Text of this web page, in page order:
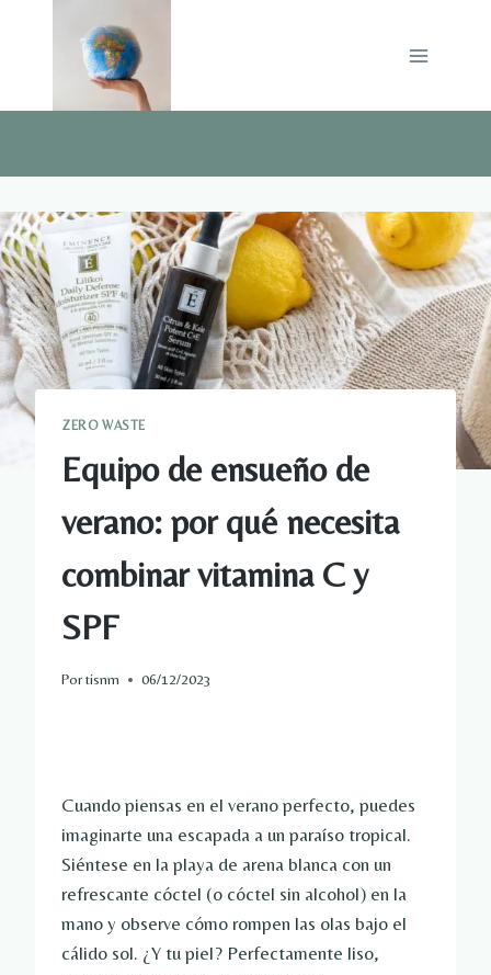
ZERO WASTE
Equipo de ensueño de
verano: por qué necesita
combinar vitamina C y
SPF
Portisnm 06/12/2023
Cuando piensas en el verano perfecto, puedes
imaginarte una escapada a un paraíso tropical.
Siéntese en la playa de arena blanca con un
refrescante cóctel (o cóctel sin alcohol) en la
mano y observe cómo rompen las olas bajo el
cálido sol. ¿Y tu piel? Perfectamente liso,